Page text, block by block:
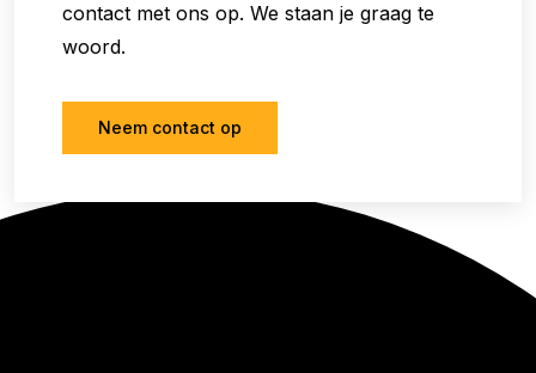
contact met ons op. We staan je graag te
woord.
Neem contact op